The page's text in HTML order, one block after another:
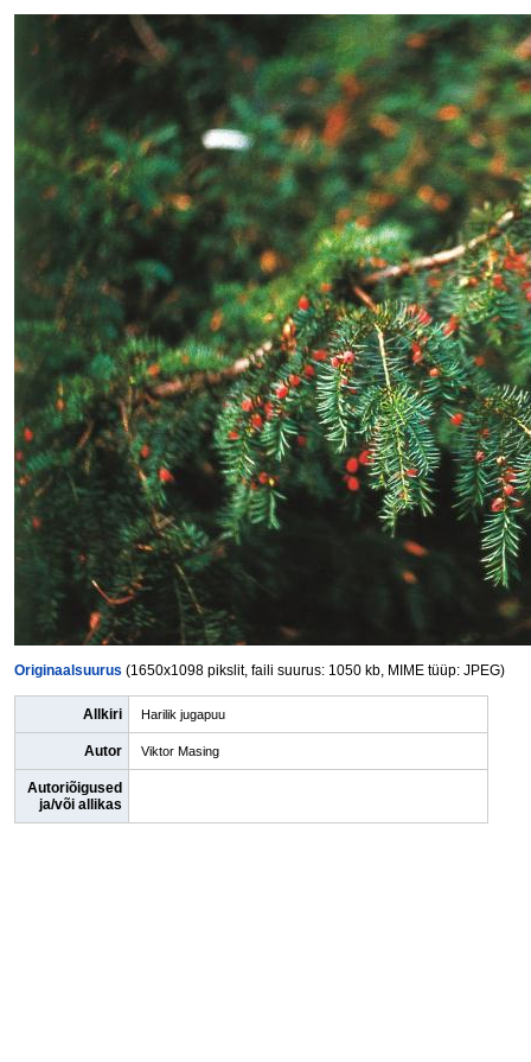
Originaalsuurus (1650x1098 pikslit, faili suurus: 1050 kb, MIME tüüp: JPEG)
Allkiri Harilik jugapuu
Autor Viktor Masing
Autoriõigused
ja/või allikas